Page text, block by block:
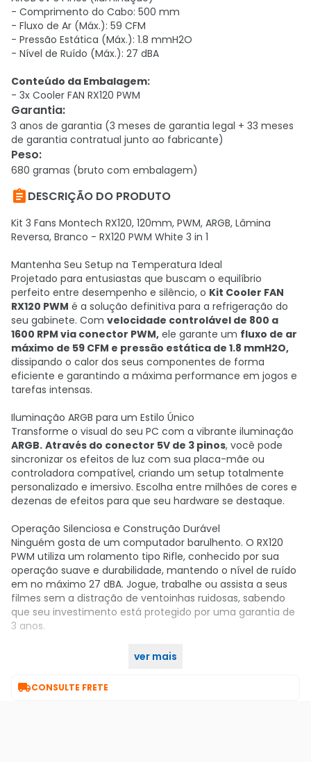
- Comprimento do Cabo: 500 mm
- Fluxo de Ar (Máx.): 59 CFM
- Pressão Estática (Máx.): 1.8 mmH2O
- Nível de Ruído (Máx.): 27 dBA
Conteúdo da Embalagem:
- 3x Cooler FAN RX120 PWM
Garantia:
3 anos de garantia (3 meses de garantia legal + 33 meses
de garantia contratual junto ao fabricante)
Peso:
680 gramas (bruto com embalagem)
DESCRIÇÃO DO PRODUTO
Kit 3 Fans Montech RX120, 120mm, PWM, ARGB, Lâmina
Reversa, Branco - RX120 PWM White 3 in 1
Mantenha Seu Setup na Temperatura Ideal
Projetado para entusiastas que buscam o equilíbrio
perfeito entre desempenho e silêncio, o Kit Cooler FAN
RX120 PWM é a solução definitiva para a refrigeração do
seu gabinete. Com velocidade controlável de 800 a
1600 RPM via conector PWM, ele garante um fluxo de ar
máximo de 59 CFM e pressão estática de 1.8 mmH2O,
dissipando o calor dos seus componentes de forma
eficiente e garantindo a máxima performance em jogos e
tarefas intensas.
Iluminação ARGB para um Estilo Único
Transforme o visual do seu PC com a vibrante iluminação
ARGB. Através do conector 5V de 3 pinos, você pode
sincronizar os efeitos de luz com sua placa-mãe ou
controladora compatível, criando um setup totalmente
personalizado e imersivo. Escolha entre milhões de cores e
dezenas de efeitos para que seu hardware se destaque.
Operação Silenciosa e Construção Durável
Ninguém gosta de um computador barulhento. O RX120
PWM utiliza um rolamento tipo Rifle, conhecido por sua
operação suave e durabilidade, mantendo o nível de ruído
em no máximo 27 dBA. Jogue, trabalhe ou assista a seus
filmes sem a distração de ventoinhas ruidosas, sabendo
que seu investimento está protegido por uma garantia de
3 anos.
ver mais
CONSULTE FRETE